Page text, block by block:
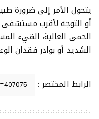
يتحول الأمر إلى ضرورة
أو التوجه لأقرب
الحمى العالية، القيء
الشديد أو بوادر فقدان
الرابط المختصر :